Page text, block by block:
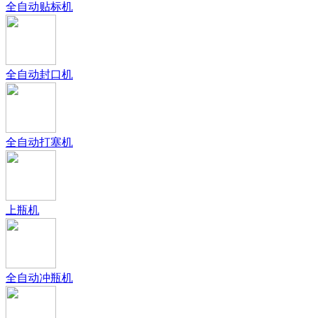
全自动贴标机
全自动封口机
全自动打塞机
上瓶机
全自动冲瓶机